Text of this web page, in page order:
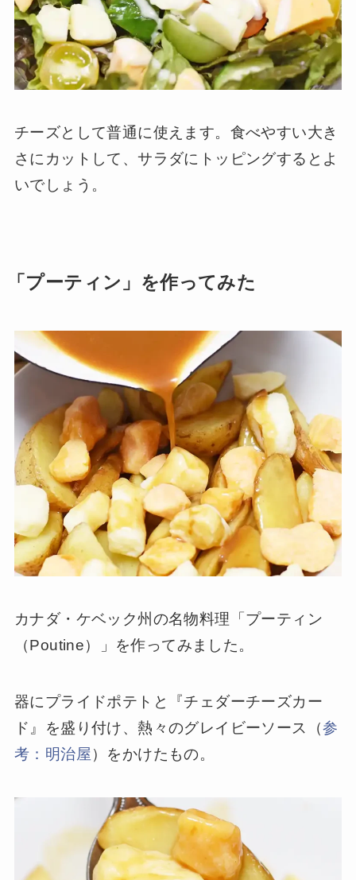
チーズとして普通に使えます。食べやすい大き
さにカットして、サラダにトッピングするとよ
いでしょう。
「プーティン」を作ってみた
カナダ・ケベック州の名物料理「プーティン
（Poutine）」を作ってみました。
器にプライドポテトと『チェダーチーズカー
ド』を盛り付け、熱々のグレイビーソース（参
考：明治屋）をかけたもの。